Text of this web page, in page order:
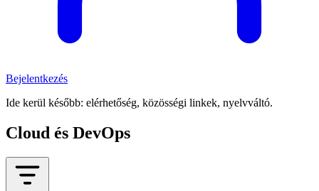
Bejelentkezés
Ide kerül később: elérhetőség, közösségi linkek, nyelvváltó.
Cloud és DevOps